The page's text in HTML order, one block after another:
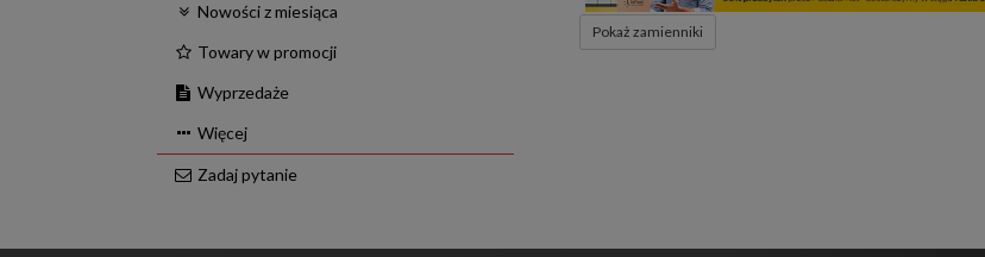
Nowości z miesiąca
Towary w promocji
Wyprzedaże
Więcej
Zadaj pytanie
Pokaż zamienniki